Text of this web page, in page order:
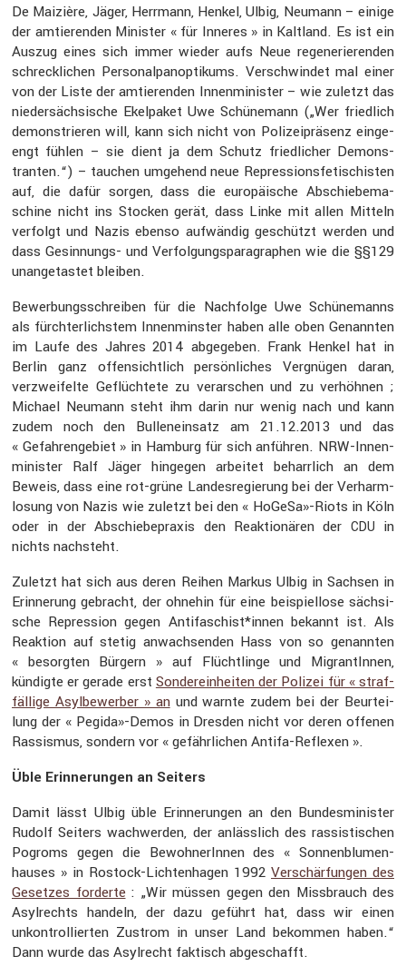
De Maizière, Jäger, Herrmann, Henkel, Ulbig, Neumann – einige
der amtie­renden Minister « für Inneres » in Kaltland. Es ist ein
Auszug eines sich immer wieder aufs Neue regene­rie­renden
schreck­li­chen Perso­nal­pan­op­ti­kums. Verschwindet mal einer
von der Liste der amtie­renden Innen­mi­nister – wie zuletzt das
nieder­säch­si­sche Ekelpaket Uwe Schüne­mann („Wer fried­lich
demons­trieren will, kann sich nicht von Polizei­prä­senz einge­
engt fühlen – sie dient ja dem Schutz fried­li­cher Demons­
tranten.“) – tauchen umgehend neue Repres­si­ons­fe­ti­schisten
auf, die dafür sorgen, dass die europäi­sche Abschie­be­ma­
schine nicht ins Stocken gerät, dass Linke mit allen Mitteln
verfolgt und Nazis ebenso aufwändig geschützt werden und
dass Gesin­nungs- und Verfol­gungs­pa­ra­gra­phen wie die §§129
unange­tastet bleiben.
Bewer­bungs­schreiben für die Nachfolge Uwe Schüne­manns
als fürch­ter­lichstem Innen­minster haben alle oben Genannten
im Laufe des Jahres 2014 abgegeben. Frank Henkel hat in
Berlin ganz offen­sicht­lich persön­li­ches Vergnügen daran,
verzwei­felte Geflüch­tete zu verar­schen und zu verhöhnen ;
Michael Neumann steht ihm darin nur wenig nach und kann
zudem noch den Bullen­ein­satz am 21.12.2013 und das
« Gefah­ren­ge­biet » in Hamburg für sich anführen. NRW-Innen­
mi­nister Ralf Jäger hingegen arbeitet beharr­lich an dem
Beweis, dass eine rot-grüne Landes­re­gie­rung bei der Verharm­
lo­sung von Nazis wie zuletzt bei den « HoGeSa»-Riots in Köln
oder in der Abschie­be­praxis den Reaktio­nären der CDU in
nichts nachsteht.
Zuletzt hat sich aus deren Reihen Markus Ulbig in Sachsen in
Erinne­rung gebracht, der ohnehin für eine beispiel­lose sächsi­
sche Repres­sion gegen Antifaschist*innen bekannt ist. Als
Reaktion auf stetig anwach­senden Hass von so genannten
« besorgten Bürgern » auf Flücht­linge und Migran­tInnen,
kündigte er gerade erst Sonder­ein­heiten der Polizei für « straf­
fäl­lige Asylbe­werber » anund warnte zudem bei der Beurtei­
lung der « Pegida»-Demos in Dresden nicht vor deren offenen
Rassismus, sondern vor « gefähr­li­chen Antifa-Reflexen ».
Üble Erinne­rungen an Seiters
Damit lässt Ulbig üble Erinne­rungen an den Bundes­mi­nister
Rudolf Seiters wachwerden, der anläss­lich des rassis­ti­schen
Pogroms gegen die Bewoh­ne­rInnen des « Sonnen­blu­men­
hauses » in Rostock-Lichten­hagen 1992 Verschär­fungen des
Gesetzes forderte: „Wir müssen gegen den Missbrauch des
Asylrechts handeln, der dazu geführt hat, dass wir einen
unkon­trol­lierten Zustrom in unser Land bekommen haben.“
Dann wurde das Asylrecht faktisch abgeschafft.